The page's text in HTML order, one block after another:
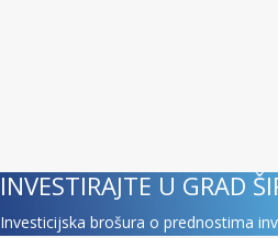
INVESTIRAJTE U GRAD
Investicijska brošura o prednostima